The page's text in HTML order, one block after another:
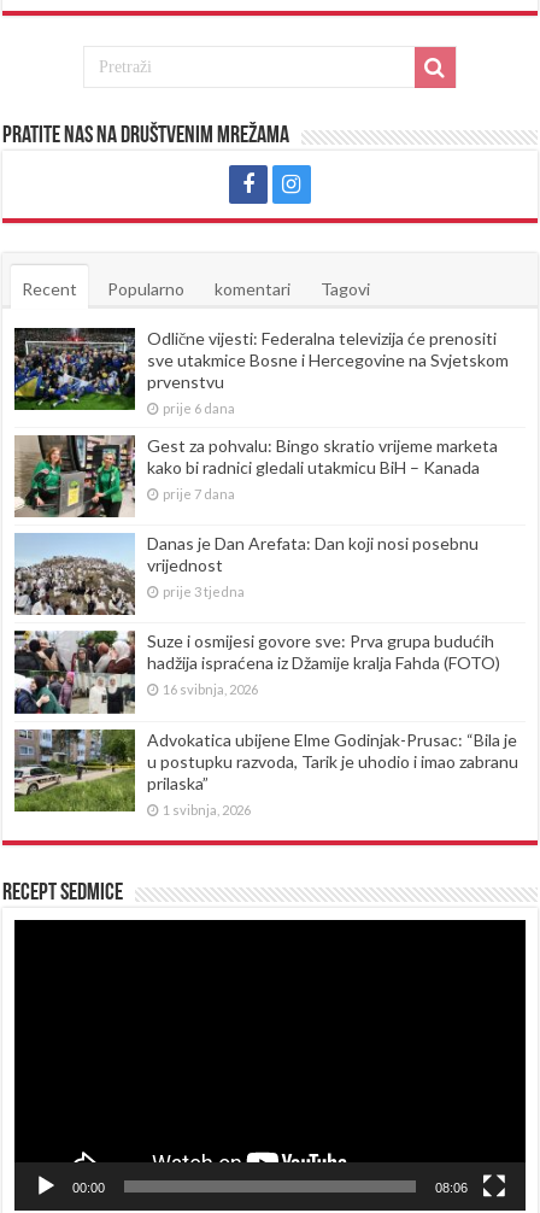
Pratite nas na društvenim mrežama
Recent Popularno komentari Tagovi
Odlične vijesti: Federalna televizija će prenositi
sve utakmice Bosne i Hercegovine na Svjetskom
prvenstvu
prije 6 dana
Gest za pohvalu: Bingo skratio vrijeme marketa
kako bi radnici gledali utakmicu BiH – Kanada
prije 7 dana
Danas je Dan Arefata: Dan koji nosi posebnu
vrijednost
prije 3 tjedna
Suze i osmijesi govore sve: Prva grupa budućih
hadžija ispraćena iz Džamije kralja Fahda (FOTO)
16 svibnja, 2026
Advokatica ubijene Elme Godinjak-Prusac: “Bila je
u postupku razvoda, Tarik je uhodio i imao zabranu
prilaska”
1 svibnja, 2026
Recept sedmice
00:00 08:06